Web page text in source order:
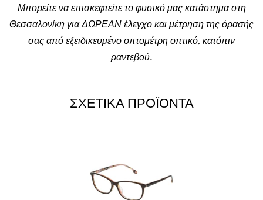
Μπορείτε να επισκεφτείτε το φυσικό μας κατάστημα στη
Θεσσαλονίκη για ΔΩΡΕΑΝ έλεγχο και μέτρηση της όρασής
σας από εξειδικευμένο οπτομέτρη οπτικό, κατόπιν
ραντεβού.
ΣΧΕΤΙΚΑ ΠΡΟΪΟΝΤΑ